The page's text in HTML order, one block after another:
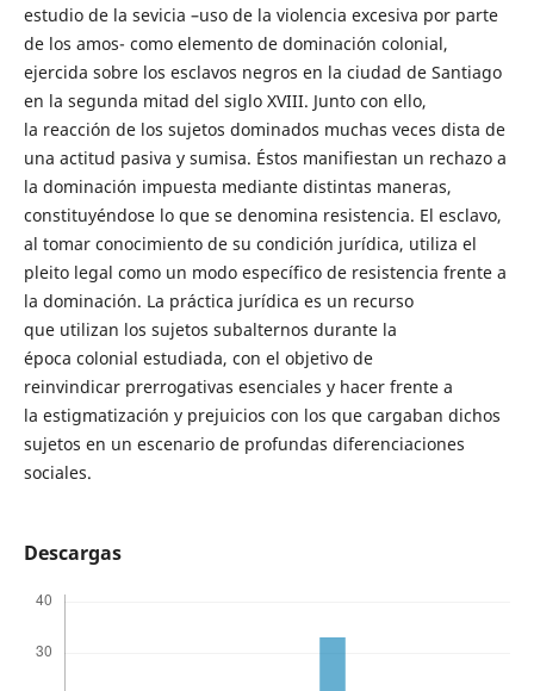
estudio de la sevicia –uso de la violencia excesiva por parte
de los amos- como elemento de dominación colonial,
ejercida sobre los esclavos negros en la ciudad de Santiago
en la segunda mitad del siglo XVIII. Junto con ello,
la reacción de los sujetos dominados muchas veces dista de
una actitud pasiva y sumisa. Éstos manifiestan un rechazo a
la dominación impuesta mediante distintas maneras,
constituyéndose lo que se denomina resistencia. El esclavo,
al tomar conocimiento de su condición jurídica, utiliza el
pleito legal como un modo específico de resistencia frente a
la dominación. La práctica jurídica es un recurso
que utilizan los sujetos subalternos durante la
época colonial estudiada, con el objetivo de
reinvindicar prerrogativas esenciales y hacer frente a
la estigmatización y prejuicios con los que cargaban dichos
sujetos en un escenario de profundas diferenciaciones
sociales.
Descargas